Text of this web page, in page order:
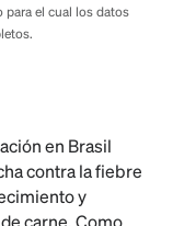
para el cual los datos
en Brasil
contra la fiebre
y